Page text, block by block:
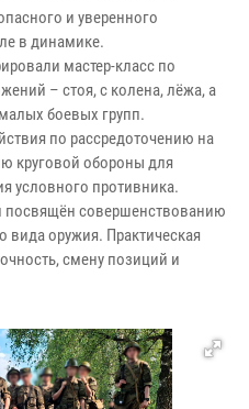
и уверенного
в динамике.
мастер-класс по
– стоя, с колена, лёжа, а
боевых групп.
по рассредоточению на
круговой обороны для
условного противника.
посвящён совершенствованию
вида оружия. Практическая
смену позиций и